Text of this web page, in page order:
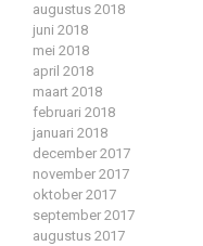
augustus 2018
juni 2018
mei 2018
april 2018
maart 2018
februari 2018
januari 2018
december 2017
november 2017
oktober 2017
september 2017
augustus 2017